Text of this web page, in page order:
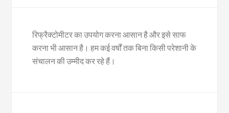
रिफ्रैक्टोमीटर का उपयोग करना आसान है और इसे साफ
करना भी आसान है। हम कई वर्षों तक बिना किसी परेशानी के
संचालन की उम्मीद कर रहे हैं।